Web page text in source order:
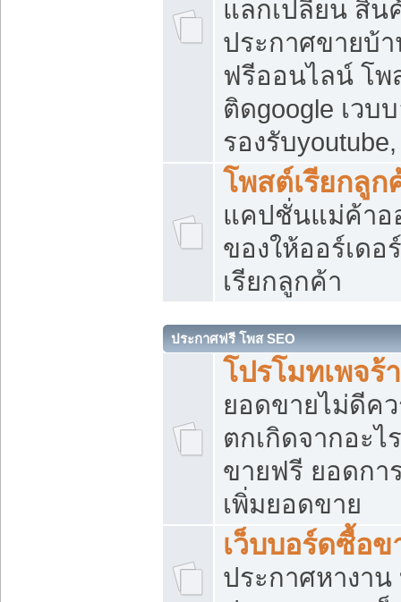
แลกเปลี่ยน สิน
ประกาศขายบ้
ฟรีออนไลน์ โพ
ติดgoogle เวบ
รองรับ
โพสต์เรียกลูก
แคปชั่นแม่ค้าอ
ของให้ออร์เดอ
เรียกลูกค้า
ประกาศฟรี โพส SEO
โปรโมทเพจร้
ยอดขายไม่ดีค
ตกเกิดจากอะไ
ขายฟรี ยอดกา
เพิ่มยอดขาย
เว็บบอร์ดซื้อข
ประกาศหางาน